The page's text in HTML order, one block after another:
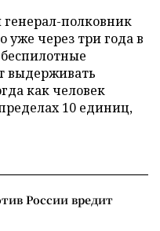
генерал-полковник
уже через три года в
выдерживать
как человек
10 единиц,
России вредит